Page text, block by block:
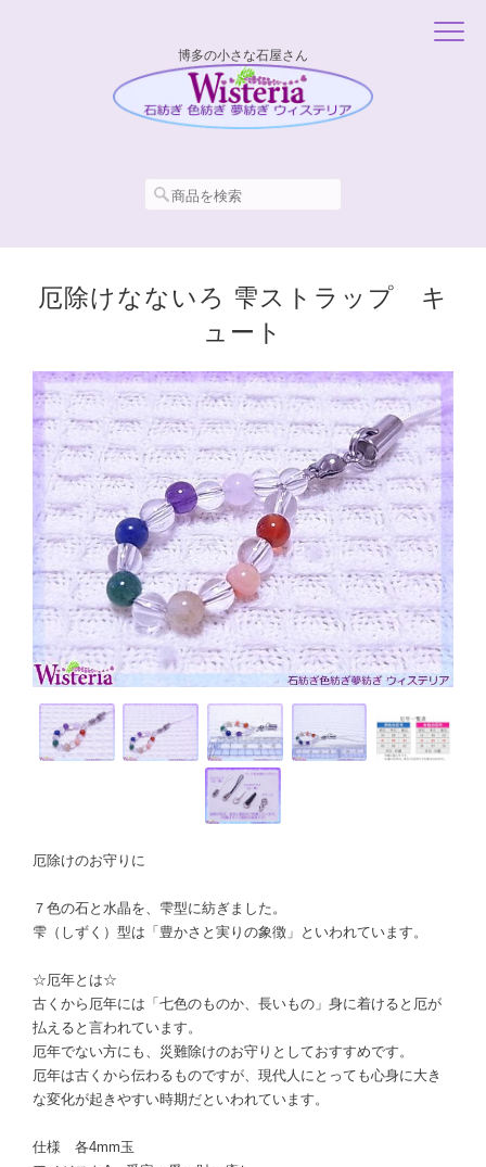
博多の小さな石屋さん
厄除けなないろ 雫ストラップ キ
ュート
厄除けのお守りに
７色の石と水晶を、雫型に紡ぎました。
雫（しずく）型は「豊かさと実りの象徴」といわれています。
☆厄年とは☆
古くから厄年には「七色のものか、長いもの」身に着けると厄が
払えると言われています。
厄年でない方にも、災難除けのお守りとしておすすめです。
厄年は古くから伝わるものですが、現代人にとっても心身に大き
な変化が起きやすい時期だといわれています。
仕様 各4mm玉